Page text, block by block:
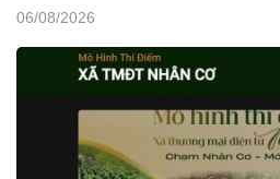
06/08/2026